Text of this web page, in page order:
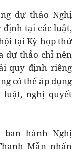
dự thảo Nghị
định tại các luật,
tại Kỳ họp thứ
dự thảo chỉ nên
quy định riêng
có thể áp dụng
luật, nghị quyết
hành Nghị
Mẫn nhấn